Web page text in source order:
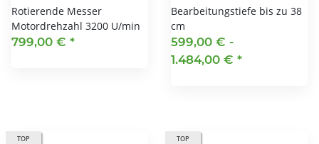
Rotierende Messer
Motordrehzahl 3200 U/min
799,00 € *
Bearbeitungstiefe bis zu 38
cm
599,00 € -
1.484,00 € *
TOP TOP